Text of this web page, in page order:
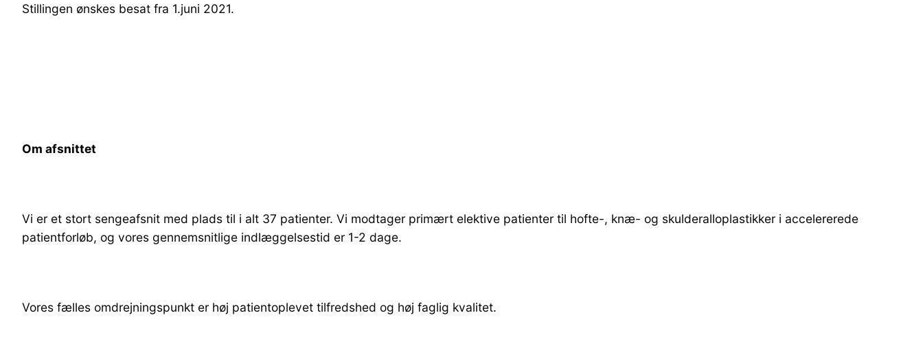
Stillingen ønskes besat fra 1.juni 2021.
Om afsnittet
Vi er et stort sengeafsnit med plads til i alt 37 patienter. Vi modtager primært elektive patienter til hofte-, knæ- og skulderalloplastikker i accelererede
patientforløb, og vores gennemsnitlige indlæggelsestid er 1-2 dage.
Vores fælles omdrejningspunkt er høj patientoplevet tilfredshed og høj faglig kvalitet.